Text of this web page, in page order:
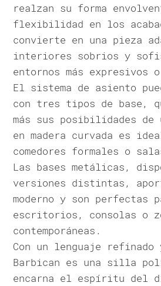
realzan su forma
flexibilidad en los
convierte en una pieza
interiores sobrios y
entornos más expresivos
El sistema de asiento
con tres tipos de base,
más sus posibilidades
en madera curvada es
comedores formales o
Las bases metálicas,
versiones distintas,
moderno y son perfectas
escritorios, consolas o
contemporáneas.
Con un lenguaje
Barbican es una silla
encarna el espíritu del